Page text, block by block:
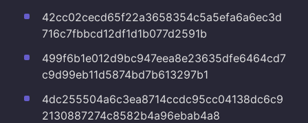
42cc02cecd65f22a3658354c5a5efa6a6ec3d
716c7fbbcd12df1d1b077d2591b
499f6b1e012d9bc947eea8e23635dfe6464cd7
c9d99eb11d5874bd7b613297b1
4dc255504a6c3ea8714ccdc95cc04138dc6c9
2130887274c8582b4a96ebab4a8